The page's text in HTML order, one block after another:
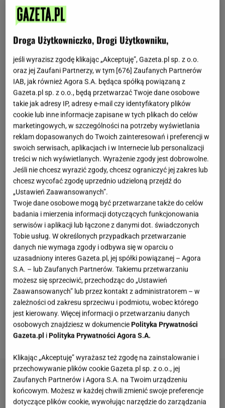
Omlet cesarski
ma niewiele wspólnego z
klasycznym, płaskim omletem z dodatkiem szynki,
sera lub różnychwarzyw. Nasza propozycja
to śniadanie i deser w jednym. Jeśli już masz lekki
przesyt szybkich i nudnych kanapek, jajecznicę
jadasz w kółko i już ci się ulewa,postaw na tę wersję
śniadania z jajkami.Przepis na omlet cesarski jest
prosty, a danie wychodzi nie tylko naprawdę pyszne,
lecz także pięknie i apetycznie prezentuje się na
talerzu. Co jest w nim takiego wyjątkowego? Otóż
nie będzie to zwykły, jajecznyplacek, a pyszne,
puszyste skraweczki. Jak to osiągnąć? Gdy jajko
wlane na patelnię zacznie się ścinać, delikatnie
mieszaj je szpatułką. Dalej szczegółowo
wyjaśniamy,jak zrobić przepyszny omlet cesarski.
Droga Użytkowniczko, Drogi Użytkowniku,
jeśli wyrazisz zgodę klikając „Akceptuję”, Gazeta.pl sp. z o.o.
oraz jej Zaufani Partnerzy, w tym [676] Zaufanych Partnerów
IAB, jak również Agora S.A. będąca spółką powiązaną z
Gazeta.pl sp. z o.o., będą przetwarzać Twoje dane osobowe
takie jak adresy IP, adresy e-mail czy identyfikatory plików
cookie lub inne informacje zapisane w tych plikach do celów
marketingowych, w szczególności na potrzeby wyświetlania
reklam dopasowanych do Twoich zainteresowań i preferencji w
swoich serwisach, aplikacjach i w Internecie lub personalizacji
treści w nich wyświetlanych. Wyrażenie zgody jest dobrowolne.
Jeśli nie chcesz wyrazić zgody, chcesz ograniczyć jej zakres lub
chcesz wycofać zgodę uprzednio udzieloną przejdź do
„Ustawień Zaawansowanych”.
Twoje dane osobowe mogą być przetwarzane także do celów
badania i mierzenia informacji dotyczących funkcjonowania
serwisów i aplikacji lub łączone z danymi dot. świadczonych
Tobie usług. W określonych przypadkach przetwarzanie
danych nie wymaga zgody i odbywa się w oparciu o
uzasadniony interes Gazeta.pl, jej spółki powiązanej – Agora
S.A. – lub Zaufanych Partnerów. Takiemu przetwarzaniu
możesz się sprzeciwić, przechodząc do „Ustawień
Zaawansowanych” lub przez kontakt z administratorem – w
zależności od zakresu sprzeciwu i podmiotu, wobec którego
jest kierowany. Więcej informacji o przetwarzaniu danych
osobowych znajdziesz w dokumencie Polityka Prywatności
Gazeta.pl i Polityka Prywatności Agora S.A.
Klikając „Akceptuję” wyrażasz też zgodę na zainstalowanie i
przechowywanie plików cookie Gazeta.pl sp. z o.o., jej
Zaufanych Partnerów i Agora S.A. na Twoim urządzeniu
końcowym. Możesz w każdej chwili zmienić swoje preferencje
dotyczące plików cookie, wywołując narzędzie do zarządzania